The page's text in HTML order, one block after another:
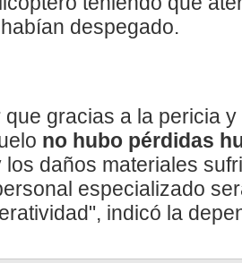
despegado.
gracias a la pericia
no hubo pérdidas
los daños materiales
especializado
indicó la